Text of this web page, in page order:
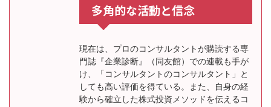
多角的な活動と信念
現在は、プロのコンサルタントが購読する専
門誌『企業診断』（同友館）での連載も手が
け、「コンサルタントのコンサルタント」と
しても高い評価を得ている。また、自身の経
験から確立した株式投資メソッドを伝えるコ